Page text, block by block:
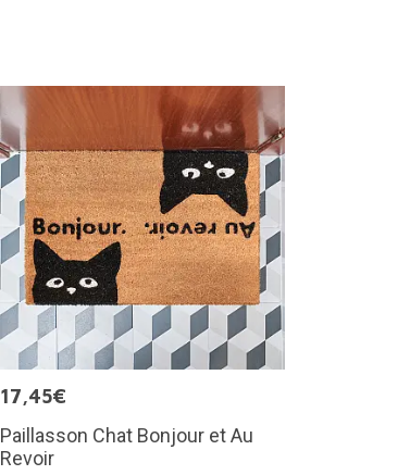
17,45€
Paillasson Chat Bonjour et Au
Revoir